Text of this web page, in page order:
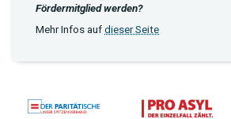
Fördermitglied werden?
Mehr Infos aufdieser Seite